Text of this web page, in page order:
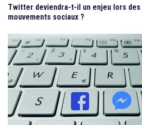
Twitter deviendra-t-il un enjeu lors
mouvements sociaux ?